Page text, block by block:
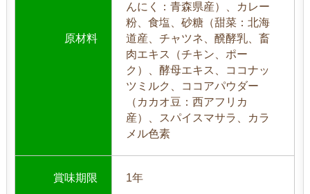
原材料
んにく：青森県産）、カレー
粉、食塩、砂糖（甜菜：北海
道産、チャツネ、醗酵乳、畜
肉エキス（チキン、ポー
ク）、酵母エキス、ココナッ
ツミルク、ココアパウダー
（カカオ豆：西アフリカ
産）、スパイスマサラ、カラ
メル色素
賞味期限 1年